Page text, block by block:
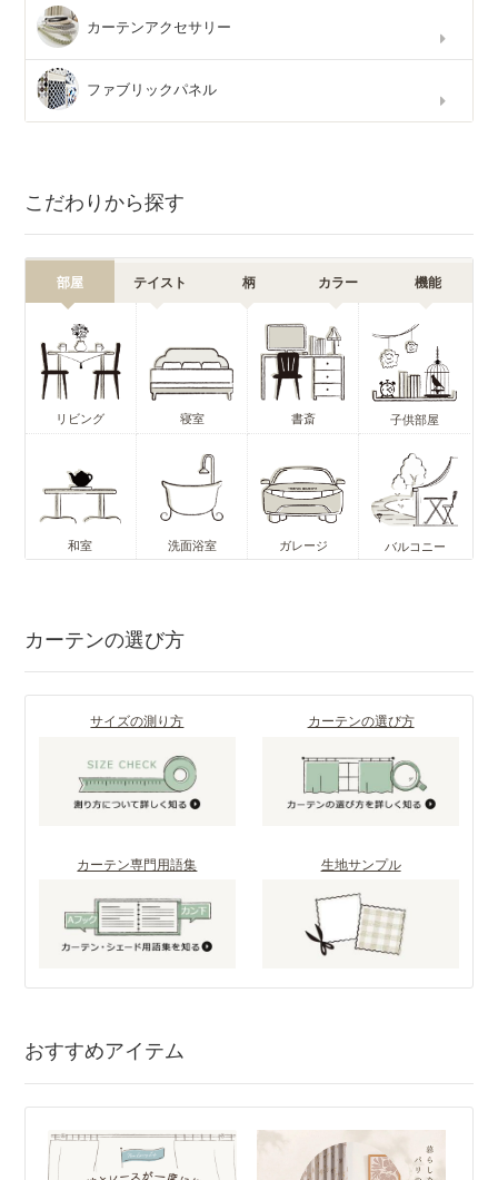
カーテンアクセサリー
ファブリックパネル
こだわりから探す
部屋 テイスト 柄 カラー 機能
リビング 寝室 書斎 子供部屋
和室 洗面浴室 ガレージ バルコニー
カーテンの選び方
サイズの測り方 カーテンの選び方
カーテン専門用語集 生地サンプル
おすすめアイテム